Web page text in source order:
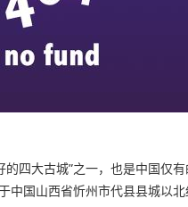
四大古城”之一，也是中国仅
国山西省忻州市代县县城以